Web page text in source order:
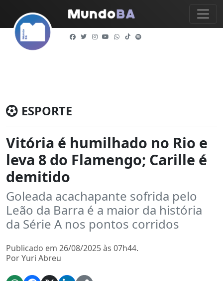
ESPORTE
Vitória é humilhado no Rio e
leva 8 do Flamengo; Carille é
demitido
Goleada acachapante sofrida pelo
Leão da Barra é a maior da história
da Série A nos pontos corridos
Publicado em 26/08/2025 às 07h44.
Por Yuri Abreu